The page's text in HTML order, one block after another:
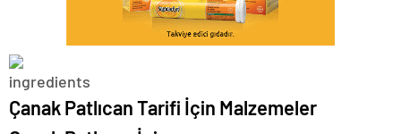
Çanak Patlıcan Tarifi İçin Malzemeler